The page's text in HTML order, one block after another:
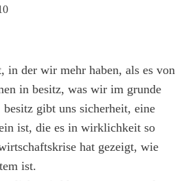
in der wir mehr haben, als es von
in besitz, was wir im grunde
gibt uns sicherheit, eine
ist, die es in wirklichkeit so
hat gezeigt, wie
ist.